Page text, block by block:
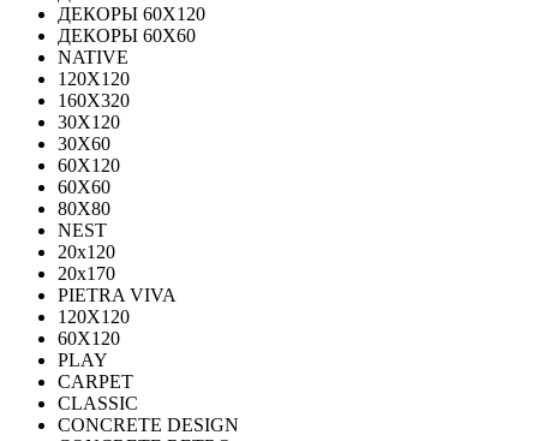
ДЕКОРЫ 60Х120
ДЕКОРЫ 60Х60
NATIVE
120Х120
160Х320
30X120
30X60
60X120
60X60
80Х80
NEST
20x120
20x170
PIETRA VIVA
120X120
60Х120
PLAY
CARPET
CLASSIC
CONCRETE DESIGN